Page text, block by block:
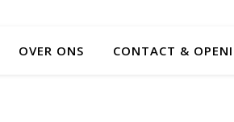
OVER ONS CONTACT &